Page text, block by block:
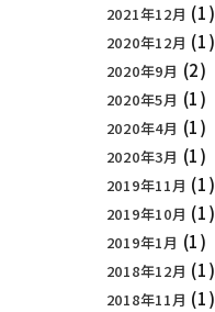
2021年12月 (1)
2020年12月 (1)
2020年9月 (2)
2020年5月 (1)
2020年4月 (1)
2020年3月 (1)
2019年11月 (1)
2019年10月 (1)
2019年1月 (1)
2018年12月 (1)
2018年11月 (1)